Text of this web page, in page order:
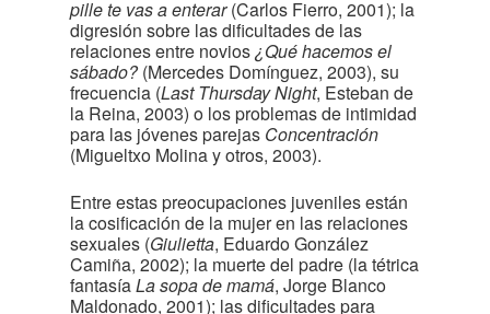
pille te vas a enterar(Carlos Fierro, 2001); la
digresión sobre las dificultades de las
relaciones entre novios¿Qué hacemos el
sábado?(Mercedes Domínguez, 2003), su
frecuencia (Last Thursday Night, Esteban de
la Reina, 2003) o los problemas de intimidad
para las jóvenes parejas Concentración
(Migueltxo Molina y otros, 2003).
Entre estas preocupaciones juveniles están
la cosificación de la mujer en las relaciones
sexuales (Giulietta, Eduardo González
Camiña, 2002); la muerte del padre (la tétrica
fantasíaLa sopa de mamá, Jorge Blanco
Maldonado, 2001); las dificultades para